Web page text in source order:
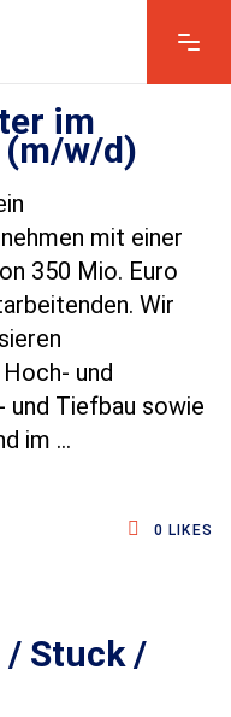
im
(m/w/d)
mit einer
350 Mio. Euro
Wir
und
und Tiefbau sowie
im
0 LIKES
Stuck /